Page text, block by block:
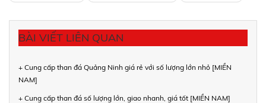
BÀI VIẾT LIÊN QUAN
+ Cung cấp than đá Quảng Ninh giá rẻ với số lượng lớn nhỏ [MIỀN
NAM]
+ Cung cấp than đá số lượng lớn, giao nhanh, giá tốt [MIỀN NAM]